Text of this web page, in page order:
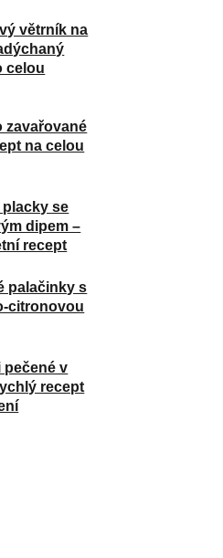
větrník na
celou
zavařované
na celou
se
dipem –
recept
palačinky s
citronovou
pečené v
recept